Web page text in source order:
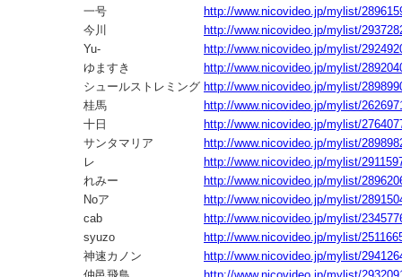
一号
http://www.nicovideo.jp/mylist/
今川
http://www.nicovideo.jp/mylist/
Yu-
http://www.nicovideo.jp/mylist/
ゆますき
http://www.nicovideo.jp/mylist/
シュールストレミング http://www.nicovideo.jp/mylist/
桂馬
http://www.nicovideo.jp/mylist/
十日
http://www.nicovideo.jp/mylist/
サンタマリア
http://www.nicovideo.jp/mylist/
レ
http://www.nicovideo.jp/mylist/
れみー
http://www.nicovideo.jp/mylist/
Noア
http://www.nicovideo.jp/mylist/
cab
http://www.nicovideo.jp/mylist/
syuzo
http://www.nicovideo.jp/mylist/
神速カノン
http://www.nicovideo.jp/mylist/